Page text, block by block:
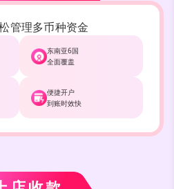
管理多币种资金
东南亚6国
全面覆盖
便捷开户
到账时效快